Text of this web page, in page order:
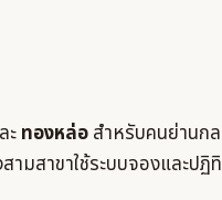
ะทองหล่อสำหรับคนย่านก
มสาขาใช้ระบบจองและป